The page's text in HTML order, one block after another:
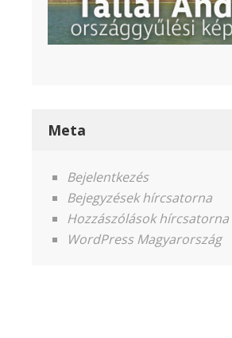
Meta
Bejelentkezés
Bejegyzések hírcsatorna
Hozzászólások hírcsatorna
WordPress Magyarország